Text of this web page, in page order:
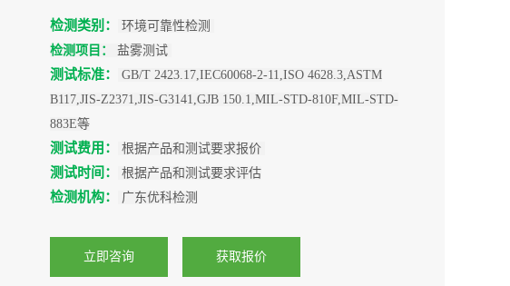
检测类别：
环境可靠性检测
检测项目：
盐雾测试
测试标准：
GB/T 2423.17,IEC60068-2-11,ISO 4628.3,ASTM
B117,JIS-Z2371,JIS-G3141,GJB 150.1,MIL-STD-810F,MIL-STD-
883E等
测试费用： 根据产品和测试要求报价
测试时间： 根据产品和测试要求评估
检测机构： 广东优科检测
立即咨询 获取报价